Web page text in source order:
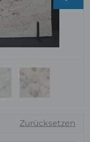
Zurücksetzen